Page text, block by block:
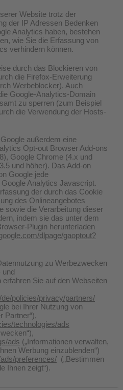
Website trotz der
der IP Adressen Bedenken
Analytics haben, bestehen
wie Sie die Erfassung von
verhindern können.
durch das Blockieren von
die Firefox-Erweiterung
Werbeblocker). Auch
Google-Analytics-Domain
zu sperren (zum Beispiel
die Verwendung der Hosts-
außerdem eine
Opt-out Browser Add-ons
Google Chrome (4.x und
und höher). Das Add-on
Google jede
Analytics Javascript.
der durch das Cookie
des Onlineangebotes
sowie die Verarbeitung dieser
indem sie das unter dem
Plugin herunterladen
dlpage/gaoptout?
zu Werbezwecken
und
Sie auf den Webseiten
policies/privacy/partners/
bei Ihrer Nutzung von
Partner“),
technologies/ads
ads („Informationen verwalten,
Werbung einzublenden“)
preferences/ („Bestimmen
Ihnen zeigt“).